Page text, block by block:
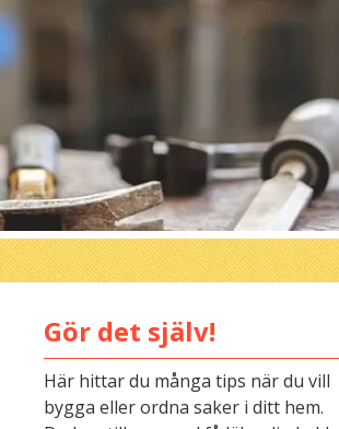
Gör det själv!
Här hittar du många tips när du vill
bygga eller ordna saker i ditt hem.